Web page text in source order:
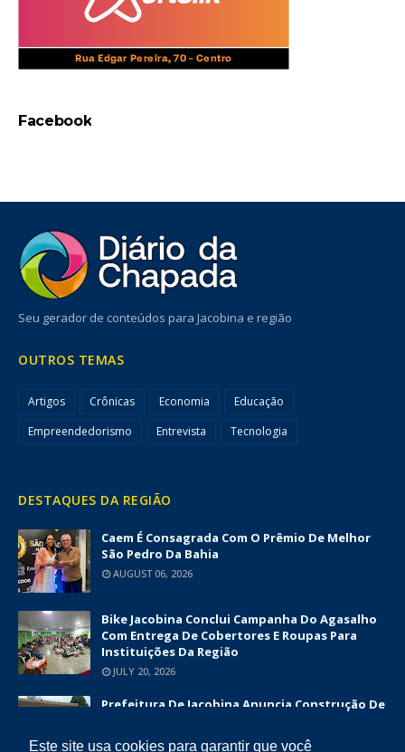
Este site usa cookies para garantir que você
Facebook
Seu gerador de conteúdos para Jacobina e região
OUTROS TEMAS
Artigos Crônicas Economia
Educação
Empreendedorismo
Entrevista Tecnologia
DESTAQUES DA REGIÃO
Caem É Consagrada Com O Prêmio De Melhor
São Pedro Da Bahia
AUGUST 06, 2026
Bike Jacobina Conclui Campanha Do Agasalho
Com Entrega De Cobertores E Roupas Para
Instituições Da Região
JULY 20, 2026
Prefeitura De Jacobina Anuncia Construção De
Superior A R$ 1,7 Milhão